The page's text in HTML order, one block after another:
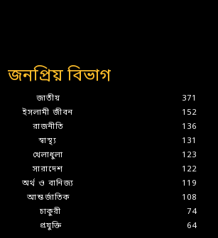
জনপ্রিয় বিভাগ
জাতীয়
371
ইসলামী জীবন
152
রাজনীতি
136
স্বাস্থ্য
131
খেলাধুলা
123
সারাদেশ
122
অর্থ ও বানিজ্য
119
আন্তর্জাতিক
108
চাকুরী
74
প্রযুক্তি
64